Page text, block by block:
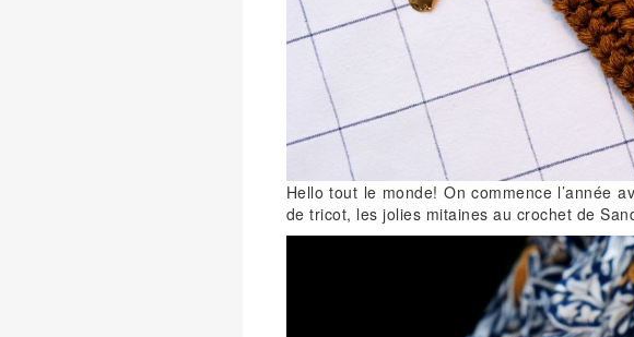
Hello tout le monde! On commence l’année
de tricot, les jolies mitaines au crochet de